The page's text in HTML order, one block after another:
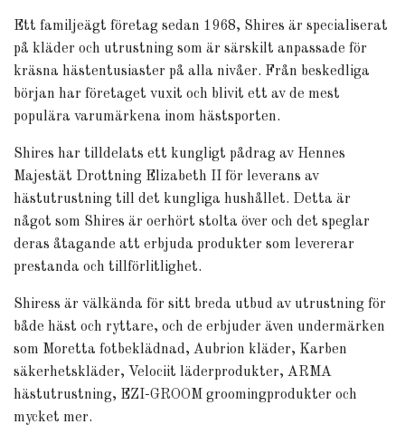
Ett familjeägt företag sedan 1968, Shires är specialiserat
på kläder och utrustning som är särskilt anpassade för
kräsna hästentusiaster på alla nivåer. Från beskedliga
början har företaget vuxit och blivit ett av de mest
populära varumärkena inom hästsporten.
Shires har tilldelats ett kungligt pådrag av Hennes
Majestät Drottning Elizabeth II för leverans av
hästutrustning till det kungliga hushållet. Detta är
något som Shires är oerhört stolta över och det speglar
deras åtagande att erbjuda produkter som levererar
prestanda och tillförlitlighet.
Shiress är välkända för sitt breda utbud av utrustning för
både häst och ryttare, och de erbjuder även undermärken
som Moretta fotbeklädnad, Aubrion kläder, Karben
säkerhetskläder, Velociit läderprodukter, ARMA
hästutrustning, EZI-GROOM groomingprodukter och
mycket mer.